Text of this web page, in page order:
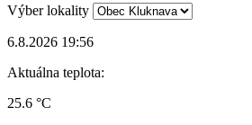
Výber lokality
6.8.2026 19:56
Aktuálna teplota:
25.6 °C